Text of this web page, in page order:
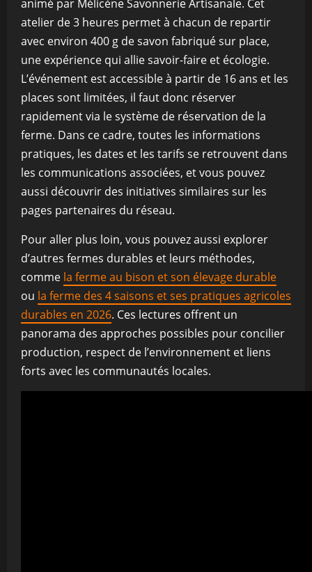
animé par Mélicène Savonnerie Artisanale. Cet
atelier de 3 heures permet à chacun de repartir
avec environ 400 g de savon fabriqué sur place,
une expérience qui allie savoir-faire et écologie.
L’événement est accessible à partir de 16 ans et les
places sont limitées, il faut donc réserver
rapidement via le système de réservation de la
ferme. Dans ce cadre, toutes les informations
pratiques, les dates et les tarifs se retrouvent dans
les communications associées, et vous pouvez
aussi découvrir des initiatives similaires sur les
pages partenaires du réseau.
Pour aller plus loin, vous pouvez aussi explorer
d’autres fermes durables et leurs méthodes,
comme la ferme au bison et son élevage durable
ou la ferme des 4 saisons et ses pratiques agricoles
durables en 2026. Ces lectures offrent un
panorama des approches possibles pour concilier
production, respect de l’environnement et liens
forts avec les communautés locales.